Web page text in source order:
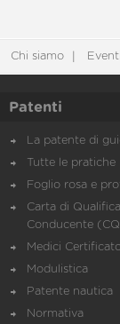
Chi siamo Eventi
Patenti
La patente di
Tutte le pratiche
Foglio rosa e
Carta di
Conducente
Medici
Modulistica
Patente nautica
Normativa